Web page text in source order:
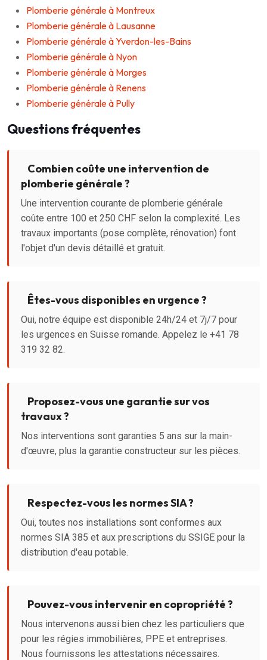
Plomberie générale à Montreux
Plomberie générale à Lausanne
Plomberie générale à Yverdon-les-Bains
Plomberie générale à Nyon
Plomberie générale à Morges
Plomberie générale à Renens
Plomberie générale à Pully
Questions fréquentes
Combien coûte une intervention de
plomberie générale ?
Une intervention courante de plomberie générale
coûte entre 100 et 250 CHF selon la complexité. Les
travaux importants (pose complète, rénovation) font
l'objet d'un devis détaillé et gratuit.
Êtes-vous disponibles en urgence ?
Oui, notre équipe est disponible 24h/24 et 7j/7 pour
les urgences en Suisse romande. Appelez le +41 78
319 32 82.
Proposez-vous une garantie sur vos
travaux ?
Nos interventions sont garanties 5 ans sur la main-
d'œuvre, plus la garantie constructeur sur les pièces.
Respectez-vous les normes SIA ?
Oui, toutes nos installations sont conformes aux
normes SIA 385 et aux prescriptions du SSIGE pour la
distribution d'eau potable.
Pouvez-vous intervenir en copropriété ?
Nous intervenons aussi bien chez les particuliers que
pour les régies immobilières, PPE et entreprises.
Nous fournissons les attestations nécessaires.